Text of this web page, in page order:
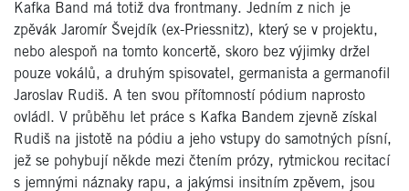
Kafka Band má totiž dva frontmany. Jedním z nich je
zpěvák Jaromír Švejdík (ex-Priessnitz), který se v projektu,
nebo alespoň na tomto koncertě, skoro bez výjimky držel
pouze vokálů, a druhým spisovatel, germanista a germanofil
Jaroslav Rudiš. A ten svou přítomností pódium naprosto
ovládl. V průběhu let práce s Kafka Bandem zjevně získal
Rudiš na jistotě na pódiu a jeho vstupy do samotných písní,
jež se pohybují někde mezi čtením prózy, rytmickou recitací
s jemnými náznaky rapu, a jakýmsi insitním zpěvem, jsou